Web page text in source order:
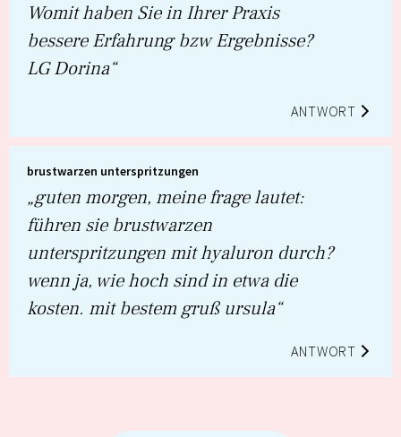
Womit haben Sie in Ihrer Praxis
bessere Erfahrung bzw Ergebnisse?
LG Dorina“
ANTWORT
brustwarzen unterspritzungen
„guten morgen, meine frage lautet:
führen sie brustwarzen
unterspritzungen mit hyaluron durch?
wenn ja, wie hoch sind in etwa die
kosten. mit bestem gruß ursula“
ANTWORT